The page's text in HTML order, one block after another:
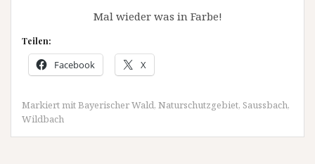
Mal wieder was in Farbe!
Teilen:
Facebook X
Markiert mitBayerischer Wald, Naturschutzgebiet, Saussbach,
Wildbach